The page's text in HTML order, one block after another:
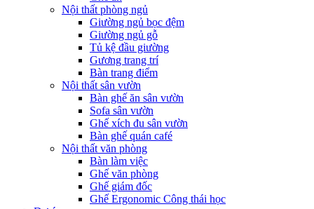
Nội thất phòng ngủ
Giường ngủ bọc đệm
Giường ngủ gỗ
Tủ kệ đầu giường
Gương trang trí
Bàn trang điểm
Nội thất sân vườn
Bàn ghế ăn sân vườn
Sofa sân vườn
Ghế xích đu sân vườn
Bàn ghế quán café
Nội thất văn phòng
Bàn làm việc
Ghế văn phòng
Ghế giám đốc
Ghế Ergonomic Công thái học